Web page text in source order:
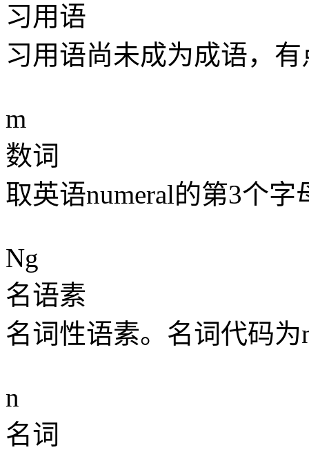
习用语
习用语尚未成为成语，
m
数词
取英语numeral的第3个
Ng
名语素
名词性语素。名词代码
n
名词